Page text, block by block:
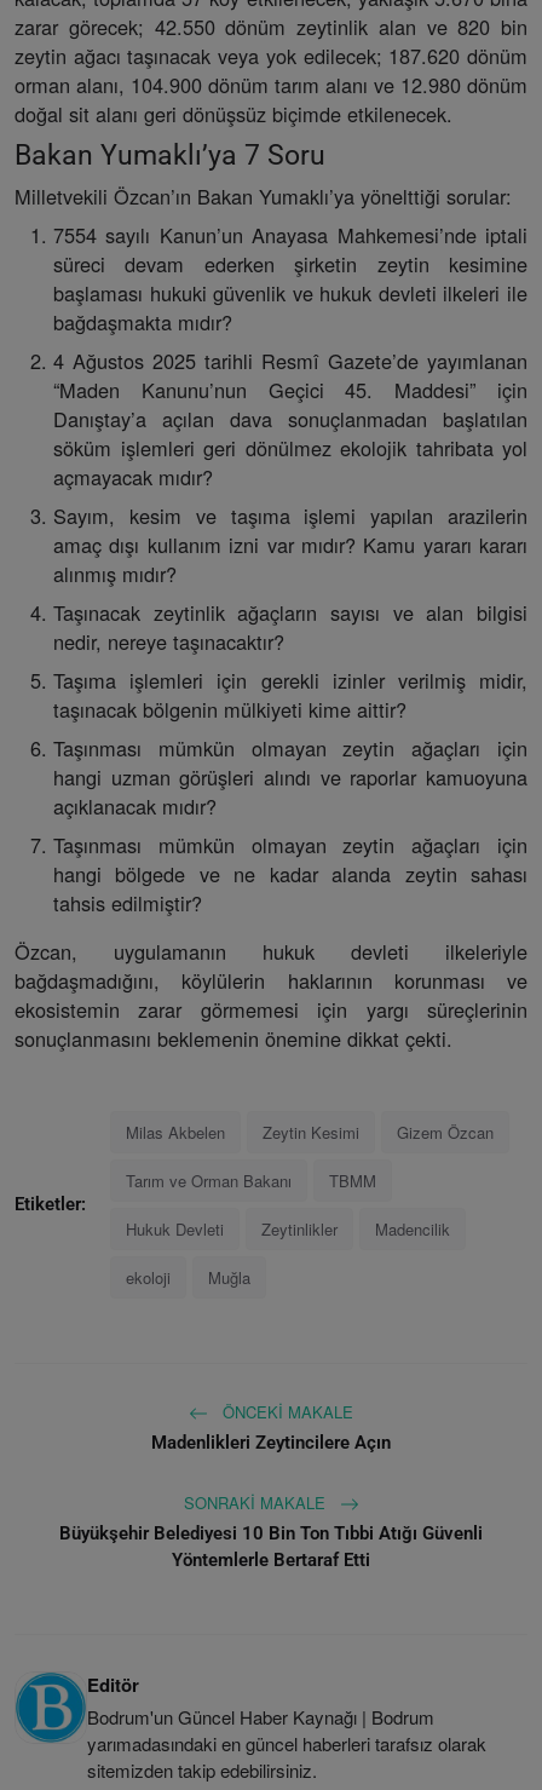
zarar görecek; 42.550 dönüm zeytinlik alan ve 820 bin
zeytin ağacı taşınacak veya yok edilecek; 187.620 dönüm
orman alanı, 104.900 dönüm tarım alanı ve 12.980 dönüm
doğal sit alanı geri dönüşsüz biçimde etkilenecek.
Bakan Yumaklı’ya 7 Soru
Milletvekili Özcan’ın Bakan Yumaklı’ya yönelttiği sorular:
7554 sayılı Kanun’un Anayasa Mahkemesi’nde iptali
süreci devam ederken şirketin zeytin kesimine
başlaması hukuki güvenlik ve hukuk devleti ilkeleri ile
bağdaşmakta mıdır?
4 Ağustos 2025 tarihli Resmî Gazete’de yayımlanan
“Maden Kanunu’nun Geçici 45. Maddesi” için
Danıştay’a açılan dava sonuçlanmadan başlatılan
söküm işlemleri geri dönülmez ekolojik tahribata yol
açmayacak mıdır?
Sayım, kesim ve taşıma işlemi yapılan arazilerin
amaç dışı kullanım izni var mıdır? Kamu yararı kararı
alınmış mıdır?
Taşınacak zeytinlik ağaçların sayısı ve alan bilgisi
nedir, nereye taşınacaktır?
Taşıma işlemleri için gerekli izinler verilmiş midir,
taşınacak bölgenin mülkiyeti kime aittir?
Taşınması mümkün olmayan zeytin ağaçları için
hangi uzman görüşleri alındı ve raporlar kamuoyuna
açıklanacak mıdır?
Taşınması mümkün olmayan zeytin ağaçları için
hangi bölgede ve ne kadar alanda zeytin sahası
tahsis edilmiştir?
Özcan, uygulamanın hukuk devleti ilkeleriyle
bağdaşmadığını, köylülerin haklarının korunması ve
ekosistemin zarar görmemesi için yargı süreçlerinin
sonuçlanmasını beklemenin önemine dikkat çekti.
Etiketler:
Milas Akbelen Zeytin Kesimi Gizem Özcan
Tarım ve Orman Bakanı TBMM
Hukuk Devleti Zeytinlikler Madencilik
ekoloji Muğla
ÖNCEKI MAKALE
Madenlikleri Zeytincilere Açın
SONRAKI MAKALE
Büyükşehir Belediyesi 10 Bin Ton Tıbbi Atığı Güvenli
Yöntemlerle Bertaraf Etti
Editör
Bodrum'un Güncel Haber Kaynağı | Bodrum
yarımadasındaki en güncel haberleri tarafsız olarak
sitemizden takip edebilirsiniz.